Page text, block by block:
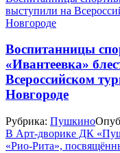
выступили на
Новгороде
Воспитанницы
«Ивантеевка»
Всероссийском
Новгороде
Рубрика: Пушкино
В Арт‑дворике ДК
«Рио‑Рита»,